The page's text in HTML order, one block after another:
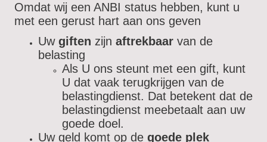
Omdat wij een ANBI status hebben, kunt u
met een gerust hart aan ons geven
Uw giften zijn aftrekbaar van de
belasting
Als U ons steunt met een gift, kunt
U dat vaak terugkrijgen van de
belastingdienst. Dat betekent dat de
belastingdienst meebetaalt aan uw
goede doel.
Uw geld komt op de goede plek